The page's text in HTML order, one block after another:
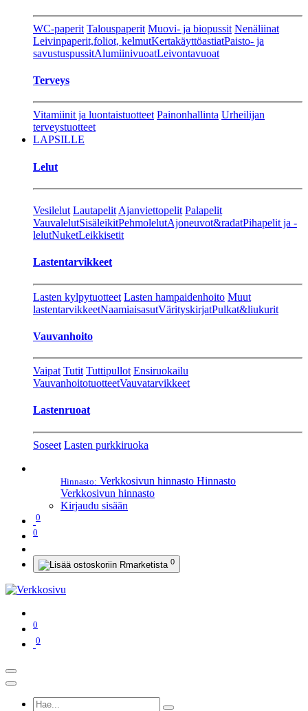
WC-paperit Talouspaperit Muovi- ja biopussit Nenäliinat
Leivinpaperit,foliot, kelmutKertakäyttöastiatPaisto- ja
savustuspussitAlumiinivuoatLeivontavuoat
Terveys
Vitamiinit ja luontaistuotteet Painonhallinta Urheilijan
terveystuotteet
LAPSILLE
Lelut
Vesilelut Lautapelit Ajanviettopelit Palapelit
VauvalelutSisäleikitPehmolelutAjoneuvot&radatPihapelit ja -
lelutNuketLeikkisetit
Lastentarvikkeet
Lasten kylpytuotteet Lasten hampaidenhoito Muut
lastentarvikkeetNaamiaisasutVärityskirjatPulkat&liukurit
Vauvanhoito
Vaipat Tutit Tuttipullot Ensiruokailu
VauvanhoitotuotteetVauvatarvikkeet
Lastenruoat
Soseet Lasten purkkiruoka
Hinnasto: Verkkosivun hinnasto Hinnasto
Verkkosivun hinnasto
Kirjaudu sisään
0
0
0
0
0